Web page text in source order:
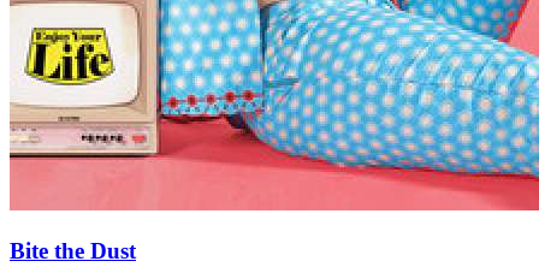
Bite the Dust